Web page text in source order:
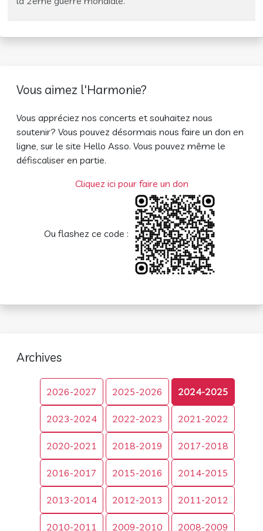
Vous aimez l'Harmonie?
Vous appréciez nos concerts et souhaitez nous
soutenir? Vous pouvez désormais nous faire un don en
ligne, sur le site Hello Asso. Vous pouvez même le
défiscaliser en partie.
Cliquez ici pour faire un don
Ou flashez ce code :
Archives
2026-2027 2025-2026 2024-2025
2023-2024 2022-2023 2021-2022
2020-2021 2018-2019 2017-2018
2016-2017 2015-2016 2014-2015
2013-2014 2012-2013 2011-2012
2010-2011 2009-2010 2008-2009